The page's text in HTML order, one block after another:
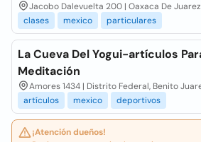
Jacobo Dalevuelta 200 | Oaxaca De
clases
mexico particulares
La Cueva Del Yogui-artículos
Meditación
Amores 1434 | Distrito Federal, Benito
artículos
mexico deportivos
¡Atención dueños!